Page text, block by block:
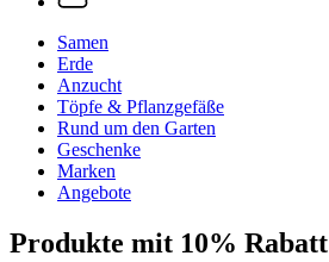
Samen
Erde
Anzucht
Töpfe & Pflanzgefäße
Rund um den Garten
Geschenke
Marken
Angebote
Produkte mit 10% Rabatt